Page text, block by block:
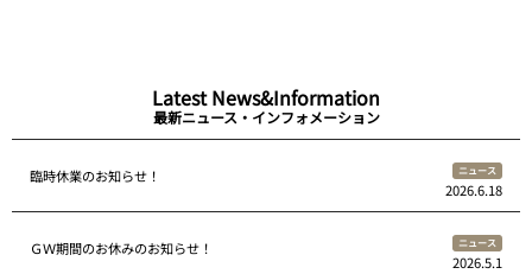
Latest News&Information
最新ニュース・インフォメーション
臨時休業のお知らせ！ ニュース
2026.6.18
ＧＷ期間のお休みのお知らせ！ ニュース
2026.5.1